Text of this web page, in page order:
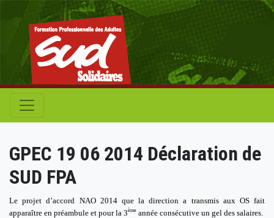
GPEC 19 06 2014 Déclaration de
SUD FPA
Le projet d’accord NAO 2014 que la direction a transmis aux OS fait
apparaître en préambule et pour la 3ème année consécutive un gel des salaires.